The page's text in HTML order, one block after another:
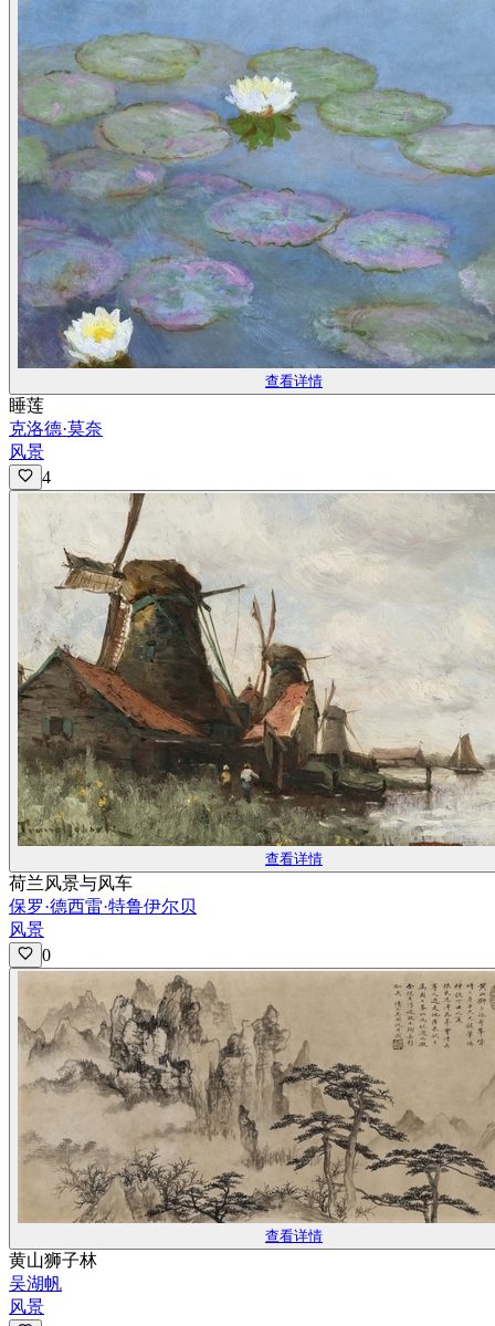
查看详情
睡莲
克洛德·莫奈
风景
4
查看详情
荷兰风景与风车
保罗·德西雷·特鲁伊尔贝
风景
0
查看详情
黄山狮子林
吴湖帆
风景